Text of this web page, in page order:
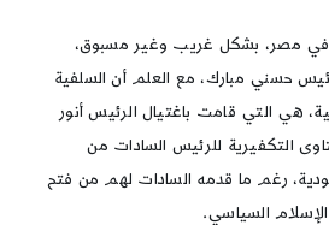
في مصر، بشكل غريب وغير مسبوق،
حسني مبارك، مع العلم أن السلفية
هي التي قامت باغتيال الرئيس أنور
التكفيرية للرئيس السادات من
رغم ما قدمه السادات لهم من فتح
السياسي.